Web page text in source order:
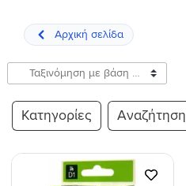
Κατηγορίες Αναζήτηση